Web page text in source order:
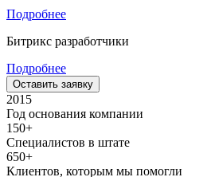
Подробнее
Битрикс разработчики
Подробнее
Оставить заявку
2015
Год основания компании
150+
Специалистов в штате
650+
Клиентов, которым мы помогли